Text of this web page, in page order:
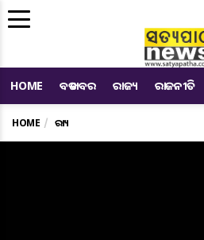
HOME ବଡ ଖବର ରାଜ୍ୟ ରାଜନୀତି
HOME ରାଜ୍ୟ